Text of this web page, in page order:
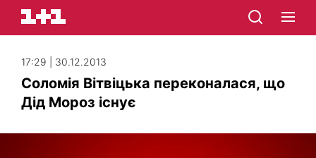
17:29 | 30.12.2013
Соломія Вітвіцька переконалася, що
Дід Мороз існує